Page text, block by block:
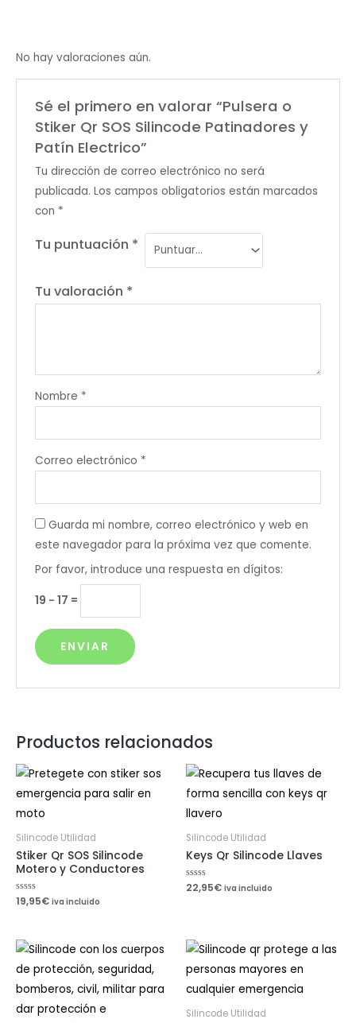
No hay valoraciones aún.
Sé el primero en valorar “Pulsera o
Stiker Qr SOS Silincode Patinadores y
Patín Electrico”
Tu dirección de correo electrónico no será
publicada. Los campos obligatorios están marcados
con *
Tu puntuación *
Tu valoración *
Nombre *
Correo electrónico *
Guarda mi nombre, correo electrónico y web en
este navegador para la próxima vez que comente.
Por favor, introduce una respuesta en dígitos:
19 − 17 =
Productos relacionados
Silincode Utilidad
Stiker Qr SOS Silincode
Motero y Conductores
Valorado
con
19,95€ iva incluido
Silincode Utilidad
Keys Qr Silincode Llaves
Valorado
con
22,95€ iva incluido
Silincode Utilidad